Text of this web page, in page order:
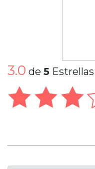
3.0 de 5 Estrellas